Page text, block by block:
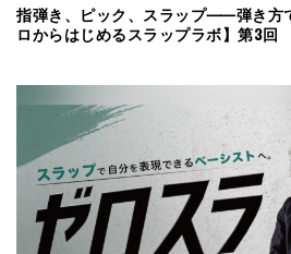
指弾き、ピック、スラップ⸺弾き方
ロからはじめるスラップラボ】第3回